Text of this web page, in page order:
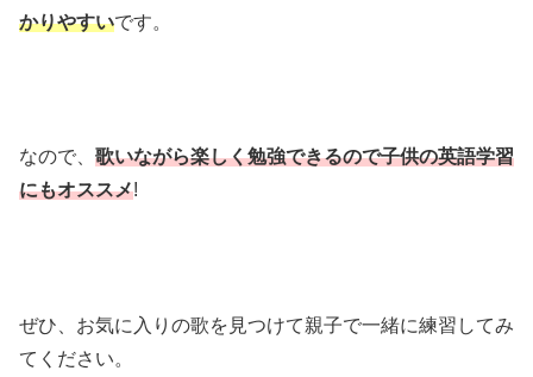
かりやすいです。
なので、 歌いながら楽しく勉強できるので子供の英語学習
にもオススメ!
ぜひ、お気に入りの歌を見つけて親子で一緒に練習してみ
てください。